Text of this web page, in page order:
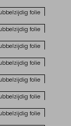
folie
folie
folie
folie
folie
folie
folie